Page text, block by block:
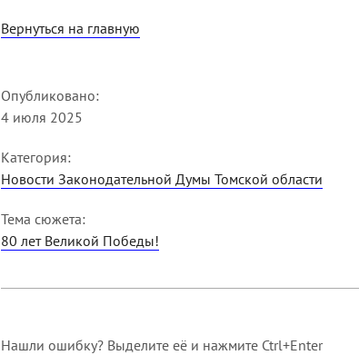
Вернуться на главную
Опубликовано:
4 июля 2025
Категория:
Новости Законодательной Думы Томской области
Тема сюжета:
80 лет Великой Победы!
Нашли ошибку? Выделите её и нажмите Ctrl+Enter